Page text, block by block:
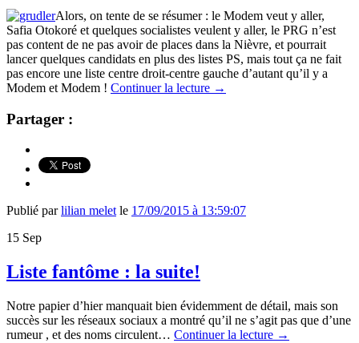
Alors, on tente de se résumer : le Modem veut y aller,
Safia Otokoré et quelques socialistes veulent y aller, le PRG n’est
pas content de ne pas avoir de places dans la Nièvre, et pourrait
lancer quelques candidats en plus des listes PS, mais tout ça ne fait
pas encore une liste centre droit-centre gauche d’autant qu’il y a
Modem et Modem ! Continuer la lecture →
Partager :
Publié parlilian melet le 17/09/2015 à 13:59:07
15 Sep
Liste fantôme : la suite!
Notre papier d’hier manquait bien évidemment de détail, mais son
succès sur les réseaux sociaux a montré qu’il ne s’agit pas que d’une
rumeur , et des noms circulent… Continuer la lecture →